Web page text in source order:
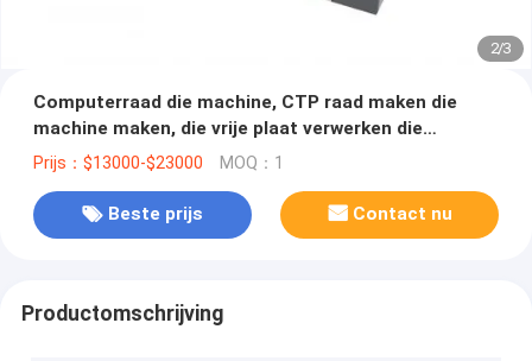
2/3
Computerraad die machine, CTP raad maken die
machine maken, die vrije plaat verwerken die
machine maken,
Prijs：$13000-$23000 MOQ：1
Beste prijs Contact nu
Productomschrijving